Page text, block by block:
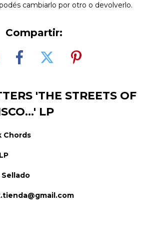
cambiarlo por otro o devolverlo.
Compartir:
'THE STREETS OF
LP
Chords
Sellado